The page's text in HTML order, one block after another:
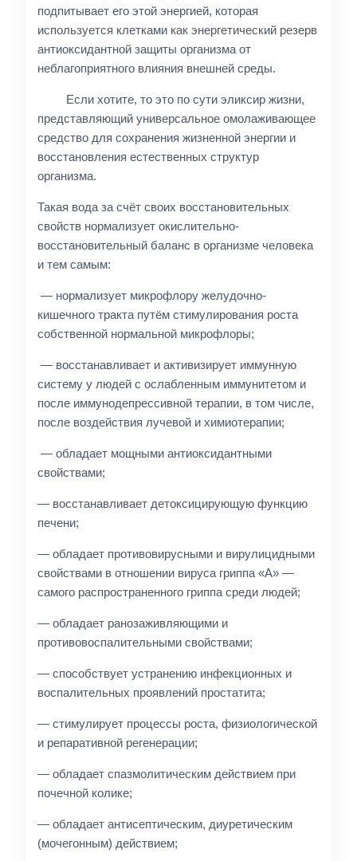
подпитывает его этой энергией, которая
используется клетками как энергетический резерв
антиоксидантной защиты организма от
неблагоприятного влияния внешней среды.
Если хотите, то это по сути эликсир жизни,
представляющий универсальное омолаживающее
средство для сохранения жизненной энергии и
восстановления естественных структур
организма.
Такая вода за счёт своих восстановительных
свойств нормализует окислительно-
восстановительный баланс в организме человека
и тем самым:
— нормализует микрофлору желудочно-
кишечного тракта путём стимулирования роста
собственной нормальной микрофлоры;
— восстанавливает и активизирует иммунную
систему у людей с ослабленным иммунитетом и
после иммунодепрессивной терапии, в том числе,
после воздействия лучевой и химиотерапии;
— обладает мощными антиоксидантными
свойствами;
— восстанавливает детоксицирующую функцию
печени;
— обладает противовирусными и вирулицидными
свойствами в отношении вируса гриппа «А» —
самого распространенного гриппа среди людей;
— обладает ранозаживляющими и
противовоспалительными свойствами;
— способствует устранению инфекционных и
воспалительных проявлений простатита;
— стимулирует процессы роста, физиологической
и репаративной регенерации;
— обладает спазмолитическим действием при
почечной колике;
— обладает антисептическим, диуретическим
(мочегонным) действием;